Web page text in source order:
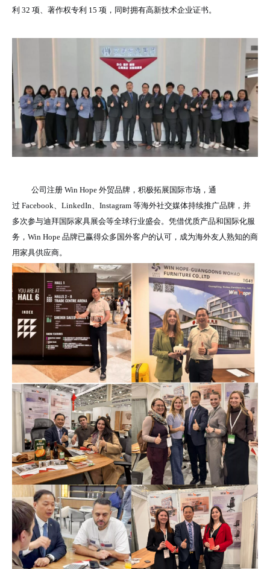
利 32 项、著作权专利 15 项，同时拥有高新技术企业证书。
公司注册 Win Hope 外贸品牌，积极拓展国际市场，通
过 Facebook、LinkedIn、Instagram 等海外社交媒体持续推广品牌，并
多次参与迪拜国际家具展会等全球行业盛会。凭借优质产品和国际化服
务，Win Hope 品牌已赢得众多国外客户的认可，成为海外友人熟知的商
用家具供应商。